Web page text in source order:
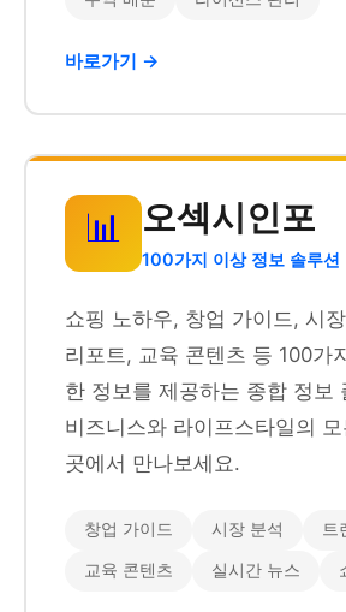
바로가기 →
📊 오섹시인포
100가지 이상 정보 솔루션
쇼핑 노하우, 창업 가이드, 시
리포트, 교육 콘텐츠 등 100가
한 정보를 제공하는 종합 정보
비즈니스와 라이프스타일의
곳에서 만나보세요.
창업 가이드 시장 분석 트
교육 콘텐츠 실시간 뉴스